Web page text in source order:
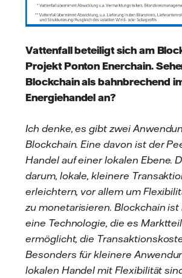
Vattenfall beteiligt sich am
Projekt Ponton Enerchain.
Blockchain als bahnbrechend
Energiehandel an?
Ich denke, es gibt zwei
Blockchain. Eine davon ist der
Handel auf einer lokalen Ebene.
darum, lokale, kleinere
erleichtern, vor allem um
zu monetarisieren. Blockchain
eine Technologie, die es
ermöglicht, die
Besonders für kleinere
lokalen Handel mit Flexibilität